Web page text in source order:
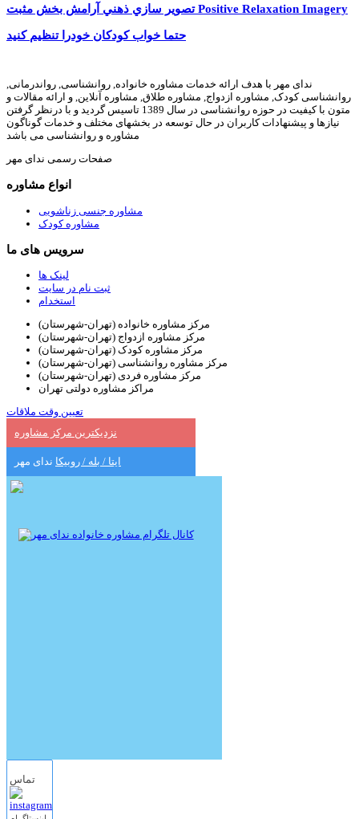
تصوير سازي ذهني آرامش بخش مثبت Positive Relaxation Imagery
حتما خواب کودکان خودرا تنظیم کنید
ندای مهر با هدف ارائه خدمات مشاوره خانواده, روانشناسی, رواندرمانی,
روانشناسی کودک, مشاوره ازدواج, مشاوره طلاق, مشاوره آنلاین, و ارائه مقالات و
متون با کیفیت در حوزه روانشناسی در سال 1389 تاسیس گردید و با درنظر گرفتن
نیازها و پیشنهادات کاربران در حال توسعه در بخشهای مختلف و خدمات گوناگون
مشاوره و روانشناسی می باشد
صفحات رسمی ندای مهر
انواع مشاوره
مشاوره جنسی زناشویی
مشاوره کودک
سرویس های ما
لینک ها
ثبت نام در سایت
استخدام
مرکز مشاوره خانواده (تهران-شهرستان)
مرکز مشاوره ازدواج (تهران-شهرستان)
مرکز مشاوره کودک (تهران-شهرستان)
مرکز مشاوره روانشناسی (تهران-شهرستان)
مرکز مشاوره فردی (تهران-شهرستان)
مراکز مشاوره دولتی تهران
تعیین وقت ملاقات
نزدیکترین مرکز مشاوره
ایتا / بله / روبیکا ندای مهر
تماس